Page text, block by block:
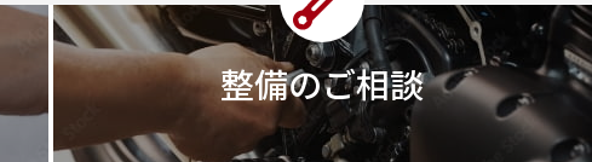
整備のご相談